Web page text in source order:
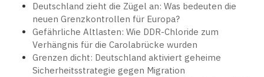
Deutschland zieht die Zügel an: Was bedeuten die
neuen Grenzkontrollen für Europa?
Gefährliche Altlasten: Wie DDR-Chloride zum
Verhängnis für die Carolabrücke wurden
Grenzen dicht: Deutschland aktiviert geheime
Sicherheitsstrategie gegen Migration